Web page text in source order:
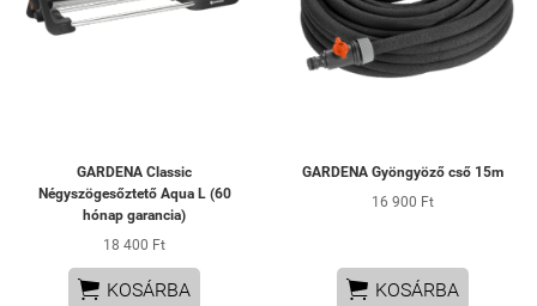
GARDENA Classic
Négyszögesőztető Aqua L (60
hónap garancia)
18 400 Ft
 KOSÁRBA
GARDENA Gyöngyöző cső 15m
16 900 Ft
 KOSÁRBA